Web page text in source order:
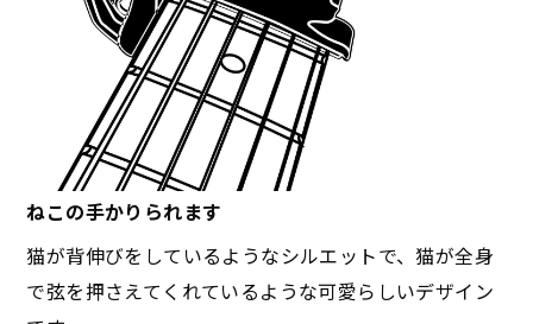
Purple Pink Green
ねこの手かりられます
猫が背伸びをしているようなシルエットで、猫が全身
で弦を押さえてくれているような可愛らしいデザイン